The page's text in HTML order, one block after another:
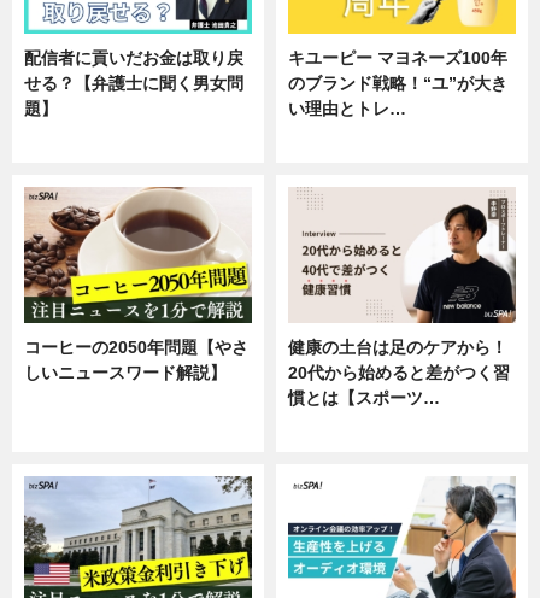
配信者に貢いだお金は取り戻
せる？【弁護士に聞く男女問
題】
キユーピー マヨネーズ100年
のブランド戦略！“ユ”が大き
い理由とトレ…
コーヒーの2050年問題【やさ
しいニュースワード解説】
健康の土台は足のケアから！
20代から始めると差がつく習
慣とは【スポーツ…